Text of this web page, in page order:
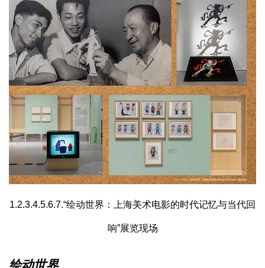
1.2.3.4.5.6.7.“绘动世界：上海美术电影的时代记忆与当代回
响”展览现场
绘动世界